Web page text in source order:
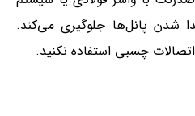
شدن پانل‌ها جلوگیری می‌کند.
چسبی استفاده نکنید.